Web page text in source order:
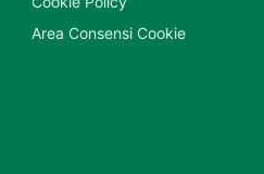
Area Consensi Cookie